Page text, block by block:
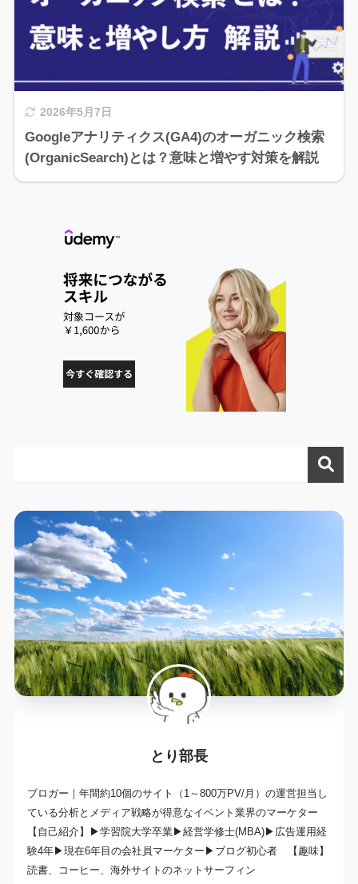
2026年5月7日
Googleアナリティクス(GA4)のオーガニック検索
(OrganicSearch)とは？意味と増やす対策を解説
とり部長
ブロガー｜年間約10個のサイト（1～800万PV/月）の運営担当し
ている分析とメディア戦略が得意なイベント業界のマーケター
【自己紹介】▶学習院大学卒業▶経営学修士(MBA)▶広告運用経
験4年▶現在6年目の会社員マーケター▶ブログ初心者 【趣味】
読書、コーヒー、海外サイトのネットサーフィン